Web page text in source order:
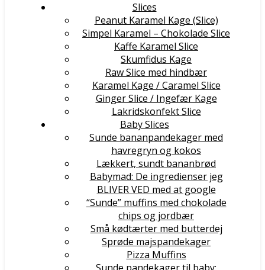
Slices
Peanut Karamel Kage (Slice)
Simpel Karamel – Chokolade Slice
Kaffe Karamel Slice
Skumfidus Kage
Raw Slice med hindbær
Karamel Kage / Caramel Slice
Ginger Slice / Ingefær Kage
Lakridskonfekt Slice
Baby Slices
Sunde bananpandekager med
havregryn og kokos
Lækkert, sundt bananbrød
Babymad: De ingredienser jeg
BLIVER VED med at google
“Sunde” muffins med chokolade
chips og jordbær
Små kødtærter med butterdej
Sprøde majspandekager
Pizza Muffins